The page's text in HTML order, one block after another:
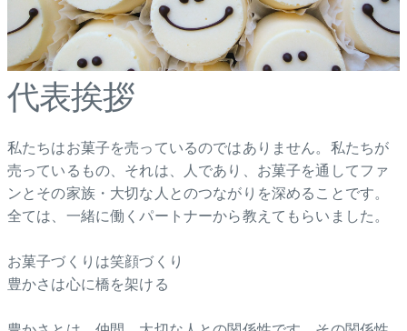
代表挨拶
私たちはお菓子を売っているのではありません。私たちが
売っているもの、それは、人であり、お菓子を通してファ
ンとその家族・大切な人とのつながりを深めることです。
全ては、一緒に働くパートナーから教えてもらいました。
お菓子づくりは笑顔づくり
豊かさは心に橋を架ける